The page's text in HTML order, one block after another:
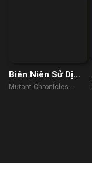
Biên Niên Sử Dị
Nhân
Mutant Chronicles